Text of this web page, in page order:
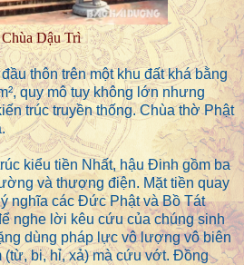
Chùa Dậu Trì
thôn trên một khu đất khá bằng
quy mô tuy không lớn nhưng
trúc truyền thống. Chùa thờ Phật
kiểu tiền Nhất, hậu Đinh gồm ba
và thượng điện. Mặt tiền quay
nghĩa các Đức Phật và Bồ Tát
nghe lời kêu cứu của chúng sinh
dùng pháp lực vô lượng vô biên
bi, hỉ, xả) mà cứu vớt. Đồng